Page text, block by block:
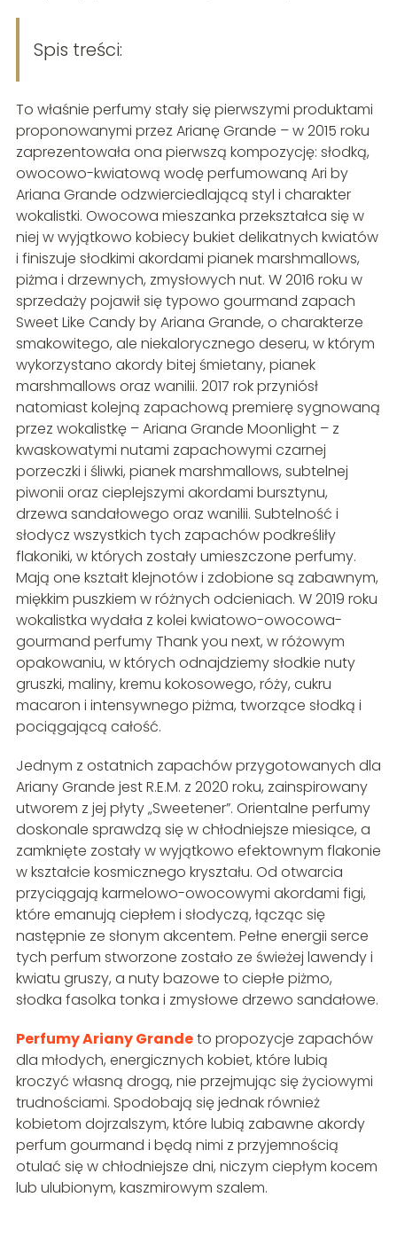
Spis treści:
To właśnie perfumy stały się pierwszymi produktami
proponowanymi przez Arianę Grande – w 2015 roku
zaprezentowała ona pierwszą kompozycję: słodką,
owocowo-kwiatową wodę perfumowaną Ari by
Ariana Grande odzwierciedlającą styl i charakter
wokalistki. Owocowa mieszanka przekształca się w
niej w wyjątkowo kobiecy bukiet delikatnych kwiatów
i finiszuje słodkimi akordami pianek marshmallows,
piżma i drzewnych, zmysłowych nut. W 2016 roku w
sprzedaży pojawił się typowo gourmand zapach
Sweet Like Candy by Ariana Grande, o charakterze
smakowitego, ale niekalorycznego deseru, w którym
wykorzystano akordy bitej śmietany, pianek
marshmallows oraz wanilii. 2017 rok przyniósł
natomiast kolejną zapachową premierę sygnowaną
przez wokalistkę – Ariana Grande Moonlight – z
kwaskowatymi nutami zapachowymi czarnej
porzeczki i śliwki, pianek marshmallows, subtelnej
piwonii oraz cieplejszymi akordami bursztynu,
drzewa sandałowego oraz wanilii. Subtelność i
słodycz wszystkich tych zapachów podkreśliły
flakoniki, w których zostały umieszczone perfumy.
Mają one kształt klejnotów i zdobione są zabawnym,
miękkim puszkiem w różnych odcieniach. W 2019 roku
wokalistka wydała z kolei kwiatowo-owocowa-
gourmand perfumy Thank you next, w różowym
opakowaniu, w których odnajdziemy słodkie nuty
gruszki, maliny, kremu kokosowego, róży, cukru
macaron i intensywnego piżma, tworzące słodką i
pociągającą całość.
Jednym z ostatnich zapachów przygotowanych dla
Ariany Grande jest R.E.M. z 2020 roku, zainspirowany
utworem z jej płyty „Sweetener”. Orientalne perfumy
doskonale sprawdzą się w chłodniejsze miesiące, a
zamknięte zostały w wyjątkowo efektownym flakonie
w kształcie kosmicznego kryształu. Od otwarcia
przyciągają karmelowo-owocowymi akordami figi,
które emanują ciepłem i słodyczą, łącząc się
następnie ze słonym akcentem. Pełne energii serce
tych perfum stworzone zostało ze świeżej lawendy i
kwiatu gruszy, a nuty bazowe to ciepłe piżmo,
słodka fasolka tonka i zmysłowe drzewo sandałowe.
Perfumy Ariany Grandeto propozycje zapachów
dla młodych, energicznych kobiet, które lubią
kroczyć własną drogą, nie przejmując się życiowymi
trudnościami. Spodobają się jednak również
kobietom dojrzalszym, które lubią zabawne akordy
perfum gourmand i będą nimi z przyjemnością
otulać się w chłodniejsze dni, niczym ciepłym kocem
lub ulubionym, kaszmirowym szalem.